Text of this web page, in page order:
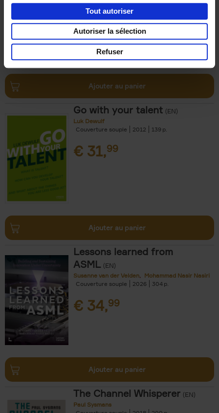
Tout autoriser
Autoriser la sélection
Refuser
€37,50
Ajouter au panier
Go with your talent (EN)
Luk Dewulf
Couverture souple
2012 139
€ 31,99
Ajouter au panier
Lessons learned from
ASML (EN)
Susanne van der Velden
Mohammad Nasir Nasiri
Couverture souple
2026 304
€ 34,99
Ajouter au panier
The Channel Whisperer (EN)
Paul Sysmans